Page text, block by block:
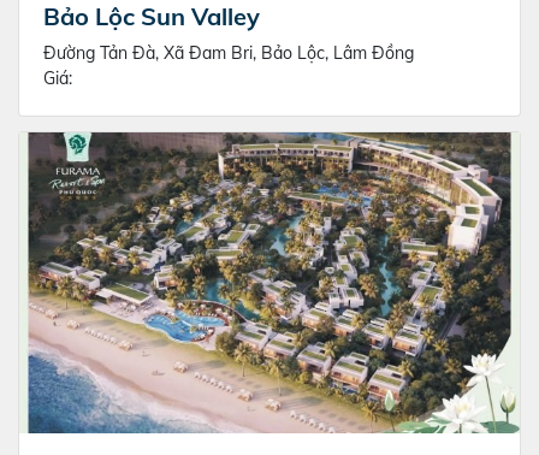
Bảo Lộc Sun Valley
Đường Tản Đà, Xã Đam Bri, Bảo Lộc, Lâm Đồng
Giá: